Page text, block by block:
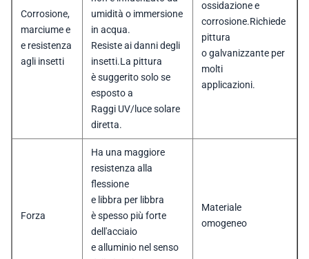
Corrosione,
marciume e
e resistenza
agli insetti
umidità o immersione
in acqua.
Resiste ai danni degli
insetti.La pittura
è suggerito solo se
esposto a
Raggi UV/luce solare
diretta.
ossidazione e
corrosione.Richiede
pittura
o galvanizzante per
molti
applicazioni.
Forza
Ha una maggiore
resistenza alla
flessione
e libbra per libbra
è spesso più forte
dell'acciaio
e alluminio nel senso
Materiale
omogeneo